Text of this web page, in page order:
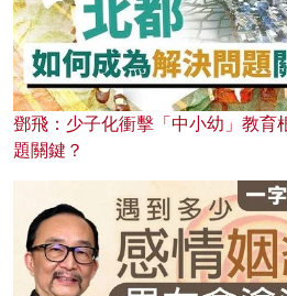
鄧飛：少子化衝擊「中小幼」教育
題關鍵？